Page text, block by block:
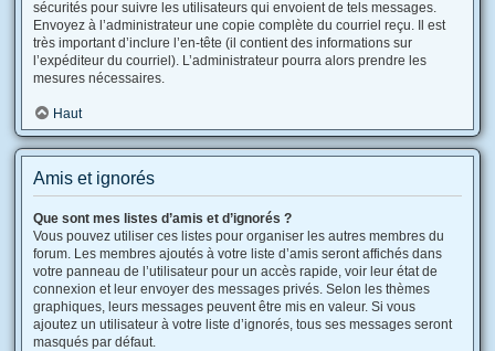
sécurités pour suivre les utilisateurs qui envoient de tels messages.
Envoyez à l’administrateur une copie complète du courriel reçu. Il est
très important d’inclure l’en-tête (il contient des informations sur
l’expéditeur du courriel). L’administrateur pourra alors prendre les
mesures nécessaires.
Haut
Amis et ignorés
Que sont mes listes d’amis et d’ignorés ?
Vous pouvez utiliser ces listes pour organiser les autres membres du
forum. Les membres ajoutés à votre liste d’amis seront affichés dans
votre panneau de l’utilisateur pour un accès rapide, voir leur état de
connexion et leur envoyer des messages privés. Selon les thèmes
graphiques, leurs messages peuvent être mis en valeur. Si vous
ajoutez un utilisateur à votre liste d’ignorés, tous ses messages seront
masqués par défaut.